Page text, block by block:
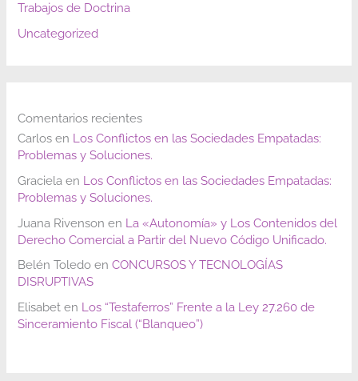
Trabajos de Doctrina
Uncategorized
Comentarios recientes
Carlos en Los Conflictos en las Sociedades Empatadas:
Problemas y Soluciones.
Graciela en Los Conflictos en las Sociedades Empatadas:
Problemas y Soluciones.
Juana Rivenson en La «Autonomía» y Los Contenidos del
Derecho Comercial a Partir del Nuevo Código Unificado.
Belén Toledo enCONCURSOS Y TECNOLOGÍAS
DISRUPTIVAS
Elisabet en Los “Testaferros” Frente a la Ley 27.260 de
Sinceramiento Fiscal (“Blanqueo”)